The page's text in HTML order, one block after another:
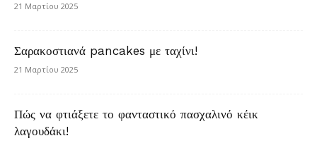
21 Μαρτίου 2025
Σαρακοστιανά pancakes με ταχίνι!
21 Μαρτίου 2025
Πώς να φτιάξετε το φανταστικό πασχαλινό κέικ
λαγουδάκι!